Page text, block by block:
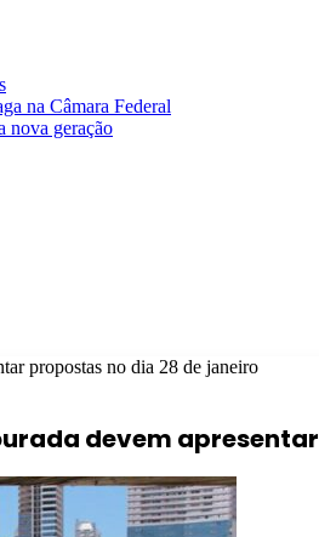
na Câmara Federal
nova geração
propostas no dia 28 de janeiro
devem